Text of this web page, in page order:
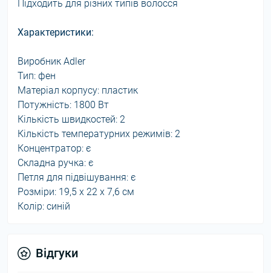
Підходить для різних типів волосся
Характеристики:
Виробник Adler
Тип: фен
Матеріал корпусу: пластик
Потужність: 1800 Вт
Кількість швидкостей: 2
Кількість температурних режимів: 2
Концентратор: є
Складна ручка: є
Петля для підвішування: є
Розміри: 19,5 х 22 х 7,6 см
Колір: синій
Відгуки